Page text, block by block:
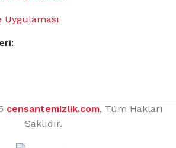
censantemizlik.com, Tüm Hakları
Saklıdır.